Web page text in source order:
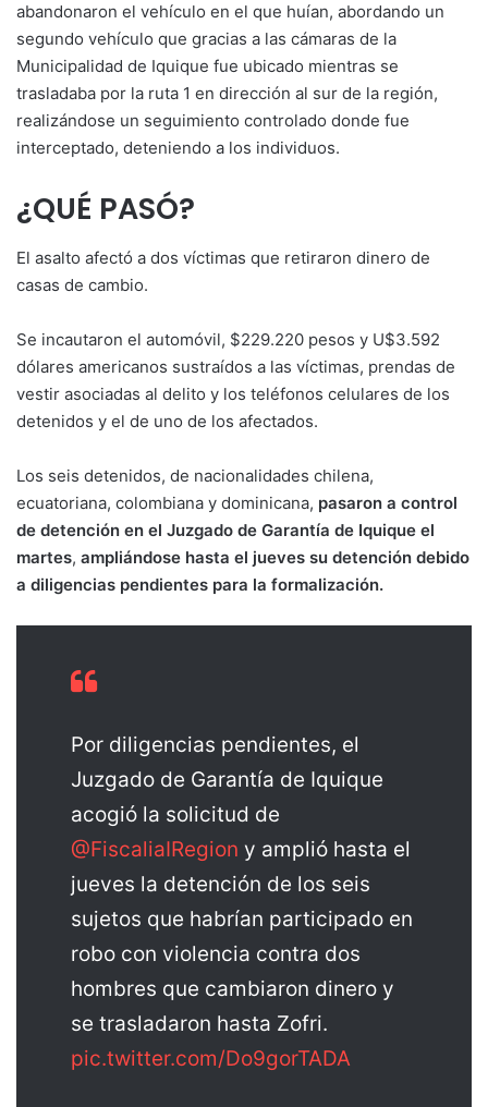
abandonaron el vehículo en el que huían, abordando un
segundo vehículo que gracias a las cámaras de la
Municipalidad de Iquique fue ubicado mientras se
trasladaba por la ruta 1 en dirección al sur de la región,
realizándose un seguimiento controlado donde fue
interceptado, deteniendo a los individuos.
¿QUÉ PASÓ?
El asalto afectó a dos víctimas que retiraron dinero de
casas de cambio.
Se incautaron el automóvil, $229.220 pesos y U$3.592
dólares americanos sustraídos a las víctimas, prendas de
vestir asociadas al delito y los teléfonos celulares de los
detenidos y el de uno de los afectados.
Los seis detenidos, de nacionalidades chilena,
ecuatoriana, colombiana y dominicana, pasaron a control
de detención en el Juzgado de Garantía de Iquique el
martes, ampliándose hasta el jueves su detención debido
a diligencias pendientes para la formalización.
Por diligencias pendientes, el
Juzgado de Garantía de Iquique
acogió la solicitud de
@FiscaliaIRegion y amplió hasta el
jueves la detención de los seis
sujetos que habrían participado en
robo con violencia contra dos
hombres que cambiaron dinero y
se trasladaron hasta Zofri.
pic.twitter.com/Do9gorTADA